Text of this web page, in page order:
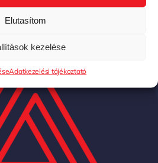
Elutasítom
kezelése
Adatkezelési tájékoztató